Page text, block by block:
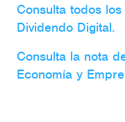
Consulta todos
Dividendo Digital.
Consulta la nota
Economía y